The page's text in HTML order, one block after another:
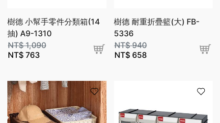
樹德 小幫手零件分類箱(14
抽) A9-1310
NT$1,090
NT$ 763
樹德 耐重折疊籃(大) FB-
5336
NT$940
NT$658